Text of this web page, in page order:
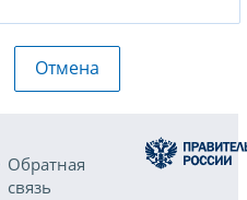
Отмена
Обратная
связь